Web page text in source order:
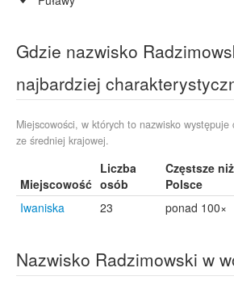
Łany
Radom
Sandomierz
Włodawa
Pawliczka
Białobrzegi
Dzierżoniów
Rożki
Gdzie nazwisko
najbardziej
Miejscowości, w których to nazwisko występuje
ze średniej krajowej.
Miejscowość
Liczba
osób
Częstsze
Polsce
Iwaniska
23 ponad 100×
Nazwisko Radzimowski w